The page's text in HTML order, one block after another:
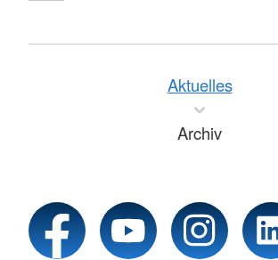
Aktuelles
Archiv